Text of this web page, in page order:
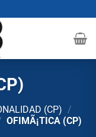
(CP) /
OFIMÃ¡TICA (CP)